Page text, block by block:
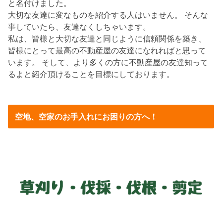
と名付けました。
大切な友達に変なものを紹介する人はいません。 そんな
事していたら、友達なくしちゃいます。
私は、皆様と大切な友達と同じように信頼関係を築き、
皆様にとって最高の不動産屋の友達になれればと思って
います。 そして、より多くの方に不動産屋の友達知って
るよと紹介頂けることを目標にしております。
空地、空家のお手入れにお困りの方へ！